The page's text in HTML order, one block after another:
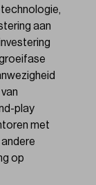
aan
play
met
op